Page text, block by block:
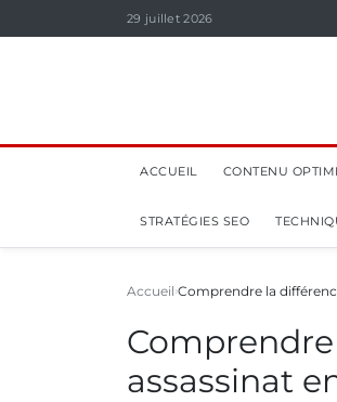
29 juillet 2026
ACCUEIL CONTENU
STRATÉGIES SEO
Accueil Comprendre la
assassinat